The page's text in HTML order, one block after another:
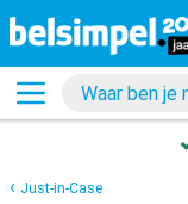
Just-in-Case